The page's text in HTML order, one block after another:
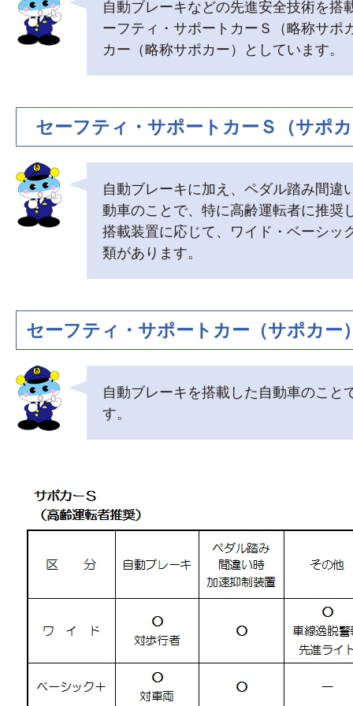
自動ブレーキなどの先進安全技術を搭
ーフティ・サポートカーＳ（略称サポ
カー（略称サポカー）としています。
セーフティ・サポートカーＳ（サポ
自動ブレーキに加え、ペダル踏み間違
動車のことで、特に高齢運転者に推奨
搭載装置に応じて、ワイド・ベーシッ
類があります。
セーフティ・サポートカー（サポカー
自動ブレーキを搭載した自動車のこと
す。